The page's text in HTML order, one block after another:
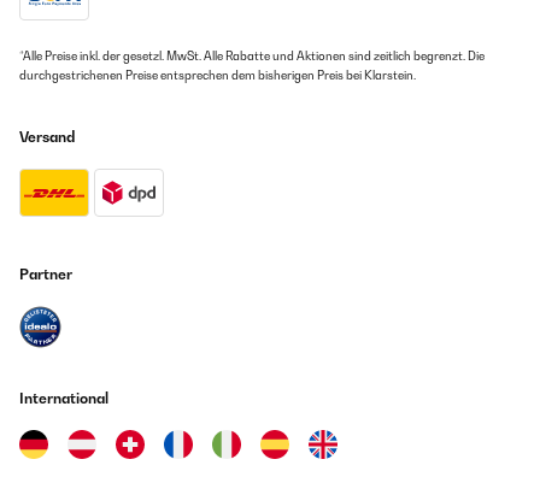
*Alle Preise inkl. der gesetzl. MwSt. Alle Rabatte und Aktionen sind zeitlich begrenzt. Die
durchgestrichenen Preise entsprechen dem bisherigen Preis bei Klarstein.
Versand
Partner
International